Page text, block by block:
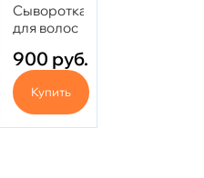
Сыворотка
для волос
HL 5 мл
900 руб.
Купить